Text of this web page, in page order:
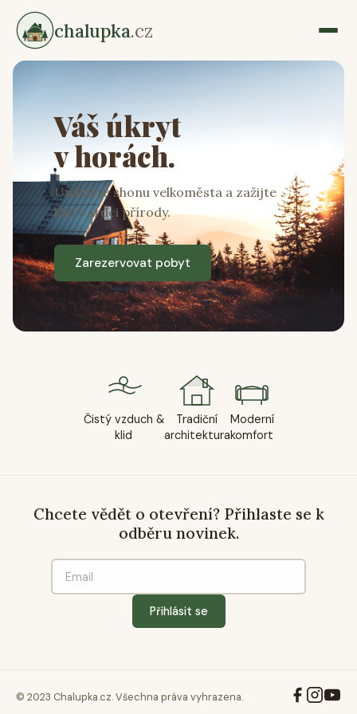
chalupka.cz
Váš úkryt
v horách.
Unikněte shonu velkoměsta a zažijte
klid v srdci přírody.
Zarezervovat pobyt
Čistý vzduch &
klid
Tradiční
architektura
Moderní
komfort
Chcete vědět o otevření? Přihlaste se k
odběru novinek.
Přihlásit se
© 2023 Chalupka.cz. Všechna práva vyhrazena.